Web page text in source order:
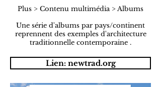
Plus > Contenu multimédia > Albums
Une série d'albums par pays/continent
reprennent des exemples d'architecture
traditionnelle contemporaine .
Lien: newtrad.org